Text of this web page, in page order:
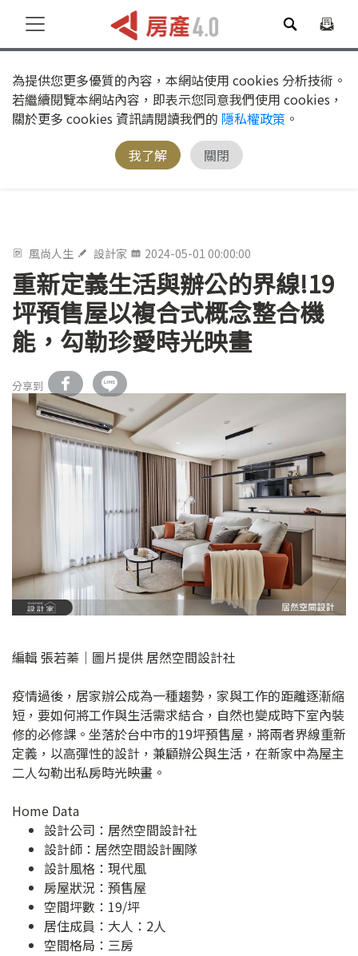
為提供您更多優質的內容，本網站使用 cookies 分析技術。
若繼續閱覽本網站內容，即表示您同意我們使用 cookies，
關於更多 cookies 資訊請閱讀我們的 隱私權政策 。
我了解
關閉
風尚人生 設計家 2024-05-01 00:00:00
重新定義生活與辦公的界線!19
坪預售屋以複合式概念整合機
能，勾勒珍愛時光映畫
分享到
編輯 張若蓁│圖片提供 居然空間設計社
疫情過後，居家辦公成為一種趨勢，家與工作的距離逐漸縮
短，要如何將工作與生活需求結合，自然也變成時下室內裝
修的必修課。坐落於台中市的19坪預售屋，將兩者界線重新
定義，以高彈性的設計，兼顧辦公與生活，在新家中為屋主
二人勾勒出私房時光映畫。
Home Data
設計公司： 居然空間設計社
設計師：居然空間設計團隊
設計風格：現代風
房屋狀況：預售屋
空間坪數：19/坪
居住成員：大人：2人
空間格局：三房